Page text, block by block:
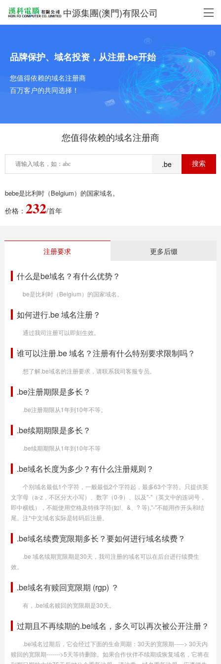
中源集團(澳門)有限公司
品牌保护、域名投资，从注册.be开始
您值得依赖的域名注册商
百万客户的共同选择！
您值得依赖的域名注册商
.be
bebe是比利时（Belgium）的国家域名。
价格： 232/首年
注册要求 更多后缀
什么是be域名？有什么优势？
be是比利时（Belgium）的国家域名。
如何进行.be 域名注册？
通过我司注册可以即刻生效。
谁可以注册.be 域名？注册有什么特别要求限制吗？
想了解.be域名的注册要求，请联系我司客服专员。
.be注册期限是多长？
.be注册期限从1年到10年不等。
.be续期期限是多长？
.be续期期限从1年到10年不等
.be域名长度为多少？有什么注册规则？
个别域名最低1个字符，一般最低2个字符起，最多63个字符。只提供英
文字母（a-z，不区分大小写）、数字（0-9）、以及"-"（英文中的连词号，
即中横线），不能使用空格及特殊字符(如!、&、? 等),"-"不能用作开头和结
尾。注*中文域名实际是转码后注册。
.be域名续费宽限期多长？要如何进行域名续费？
.be 域名续期宽限期是30天，我司注册的域名可以在后台进行续费生
效。
.be域名有赎回宽限期 (rgp) ？
有，.be域名赎回的宽限期是30天。
过期且不再续期的.be域名，多久可以再次被公开注册？
.be域名过期后，它会经过下面的生命周期：30天的宽限期-----> 30天内
赎回的宽限期------->5天等待删除。如果合作伙伴不续期或恢复域名，它将在